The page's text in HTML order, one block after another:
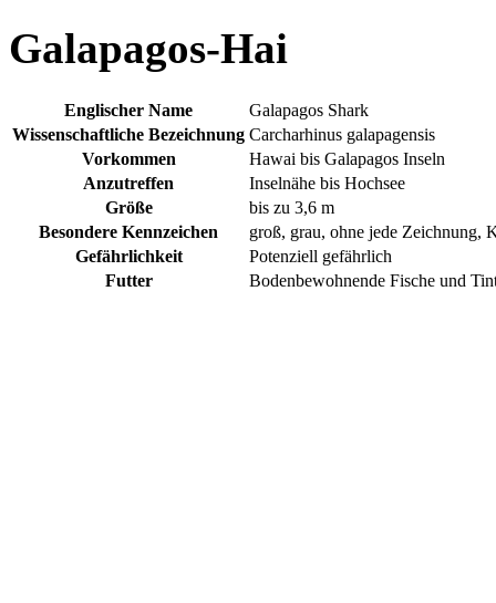
Galapagos-Hai
Englischer Name
Galapagos Shark
Wissenschaftliche Bezeichnung Carcharhinus galapagensis
Vorkommen
Hawai bis Galapagos Inseln
Anzutreffen
Inselnähe bis Hochsee
Größe
bis zu 3,6 m
Besondere Kennzeichen
groß, grau, ohne jede Zeichnung,
Gefährlichkeit
Potenziell gefährlich
Futter
Bodenbewohnende Fische und